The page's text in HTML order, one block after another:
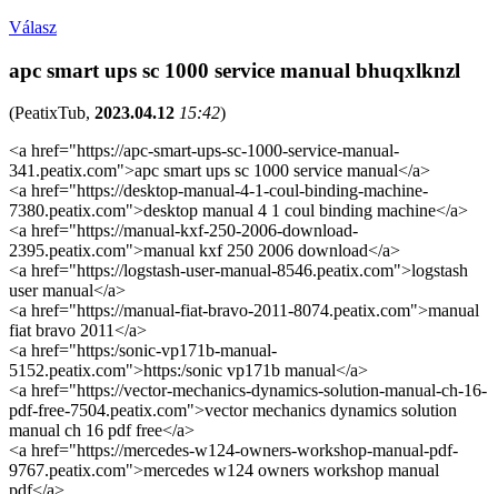
Válasz
apc smart ups sc 1000 service manual bhuqxlknzl
(PeatixTub, 2023.04.12 15:42)
<a href="https://apc-smart-ups-sc-1000-service-manual-
341.peatix.com">apc smart ups sc 1000 service manual</a>
<a href="https://desktop-manual-4-1-coul-binding-machine-
7380.peatix.com">desktop manual 4 1 coul binding machine</a>
<a href="https://manual-kxf-250-2006-download-
2395.peatix.com">manual kxf 250 2006 download</a>
<a href="https://logstash-user-manual-8546.peatix.com">logstash
user manual</a>
<a href="https://manual-fiat-bravo-2011-8074.peatix.com">manual
fiat bravo 2011</a>
<a href="https:/sonic-vp171b-manual-
5152.peatix.com">https:/sonic vp171b manual</a>
<a href="https://vector-mechanics-dynamics-solution-manual-ch-16-
pdf-free-7504.peatix.com">vector mechanics dynamics solution
manual ch 16 pdf free</a>
<a href="https://mercedes-w124-owners-workshop-manual-pdf-
9767.peatix.com">mercedes w124 owners workshop manual